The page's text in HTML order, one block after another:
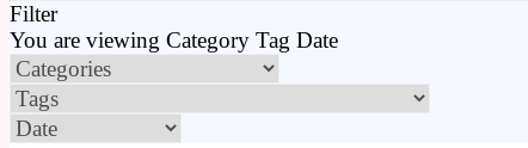
Filter
You are viewing Category Tag Date